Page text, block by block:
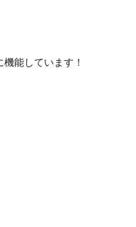
能しています！